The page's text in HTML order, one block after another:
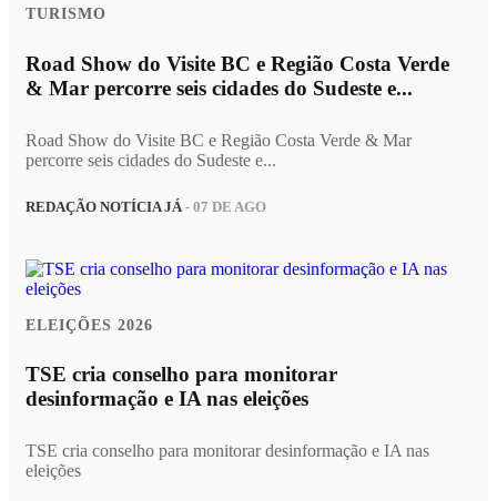
TURISMO
Road Show do Visite BC e Região Costa Verde
& Mar percorre seis cidades do Sudeste e...
Road Show do Visite BC e Região Costa Verde & Mar
percorre seis cidades do Sudeste e...
REDAÇÃO NOTÍCIA JÁ- 07 DE AGO
ELEIÇÕES 2026
TSE cria conselho para monitorar
desinformação e IA nas eleições
TSE cria conselho para monitorar desinformação e IA nas
eleições